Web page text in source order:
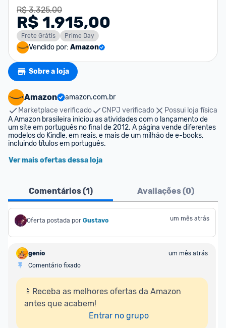
R$ 3.325,00
R$ 1.915,00
Frete Grátis Prime Day
Vendido por: Amazon
Sobre a loja
Amazon
amazon.com.br
Marketplace verificado
CNPJ verificado
Possui loja física
A Amazon brasileira iniciou as atividades com o lançamento de
um site em português no final de 2012. A página vende diferentes
modelos do Kindle, em reais, e mais de um milhão de e-books,
incluindo títulos em português.
Ver mais ofertas dessa loja
Comentários (1) Avaliações (0)
Oferta postada por Gustavo um mês atrás
genio
um mês atrás
Comentário fixado
📱Receba as melhores ofertas da Amazon
antes que acabem!
Entrar no grupo